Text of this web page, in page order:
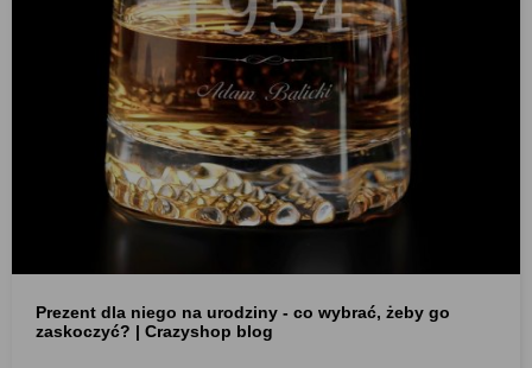
Prezent dla niego na urodziny - co wybrać, żeby go
zaskoczyć? | Crazyshop blog